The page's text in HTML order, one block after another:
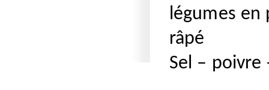
légumes
râpé
Sel –